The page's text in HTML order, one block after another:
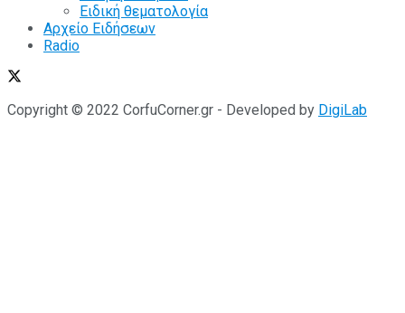
Ειδική θεματολογία
Αρχείο Ειδήσεων
Radio
Copyright © 2022 CorfuCorner.gr - Developed by DigiLab